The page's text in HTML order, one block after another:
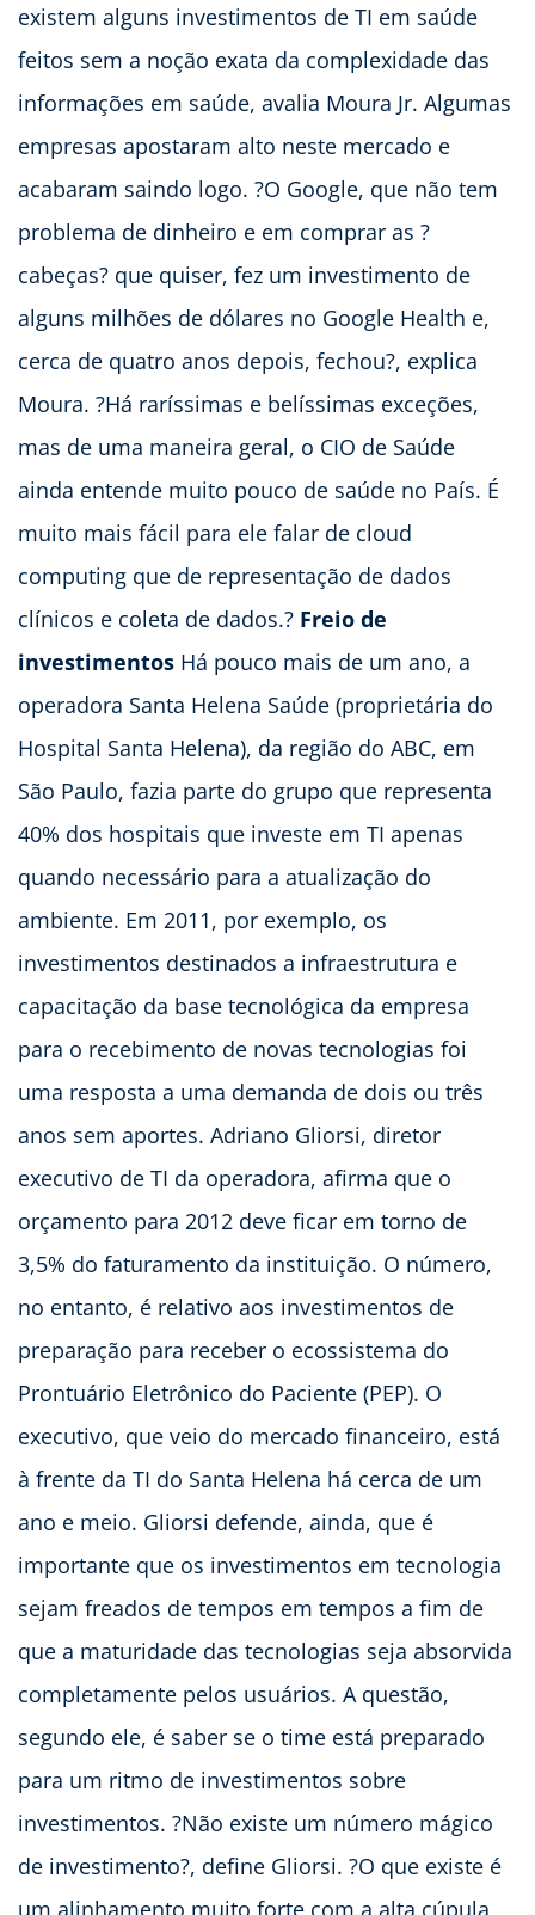
existem alguns investimentos de TI em saúde
feitos sem a noção exata da complexidade das
informações em saúde, avalia Moura Jr. Algumas
empresas apostaram alto neste mercado e
acabaram saindo logo. ?O Google, que não tem
problema de dinheiro e em comprar as ?
cabeças? que quiser, fez um investimento de
alguns milhões de dólares no Google Health e,
cerca de quatro anos depois, fechou?, explica
Moura. ?Há raríssimas e belíssimas exceções,
mas de uma maneira geral, o CIO de Saúde
ainda entende muito pouco de saúde no País. É
muito mais fácil para ele falar de cloud
computing que de representação de dados
clínicos e coleta de dados.? Freio de
investimentos Há pouco mais de um ano, a
operadora Santa Helena Saúde (proprietária do
Hospital Santa Helena), da região do ABC, em
São Paulo, fazia parte do grupo que representa
40% dos hospitais que investe em TI apenas
quando necessário para a atualização do
ambiente. Em 2011, por exemplo, os
investimentos destinados a infraestrutura e
capacitação da base tecnológica da empresa
para o recebimento de novas tecnologias foi
uma resposta a uma demanda de dois ou três
anos sem aportes. Adriano Gliorsi, diretor
executivo de TI da operadora, afirma que o
orçamento para 2012 deve ficar em torno de
3,5% do faturamento da instituição. O número,
no entanto, é relativo aos investimentos de
preparação para receber o ecossistema do
Prontuário Eletrônico do Paciente (PEP). O
executivo, que veio do mercado financeiro, está
à frente da TI do Santa Helena há cerca de um
ano e meio. Gliorsi defende, ainda, que é
importante que os investimentos em tecnologia
sejam freados de tempos em tempos a fim de
que a maturidade das tecnologias seja absorvida
completamente pelos usuários. A questão,
segundo ele, é saber se o time está preparado
para um ritmo de investimentos sobre
investimentos. ?Não existe um número mágico
de investimento?, define Gliorsi. ?O que existe é
um alinhamento muito forte com a alta cúpula